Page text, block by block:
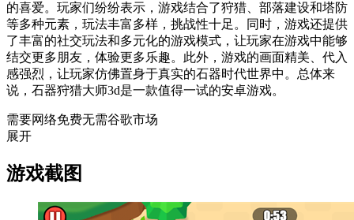
的喜爱。玩家们纷纷表示，游戏结合了狩猎、部落建设和塔防
等多种元素，玩法丰富多样，挑战性十足。同时，游戏还提供
了丰富的社交玩法和多元化的游戏模式，让玩家在游戏中能够
结交更多朋友，体验更多乐趣。此外，游戏的画面精美、代入
感强烈，让玩家仿佛置身于真实的石器时代世界中。总体来
说，石器狩猎大师3d是一款值得一试的安卓游戏。
需要网络免费无需谷歌市场
展开
游戏截图